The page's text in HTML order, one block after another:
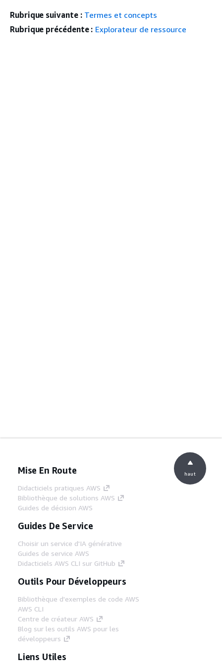
Rubrique suivante : Termes et concepts
Rubrique précédente : Explorateur de ressource
Mise En Route
Didacticiels pratiques AWS
Bibliothèque de solutions AWS
Guides de décision AWS
Guides De Service
Choisir un service d'IA générative
Guides de service AWS
Didacticiels AWS CLI sur GitHub
Outils Pour Développeurs
Bibliothèque d'exemples de code AWS
AWS CLI
Centre de créateur AWS
Blog sur les outils AWS pour les
développeurs
Liens Utiles
haut